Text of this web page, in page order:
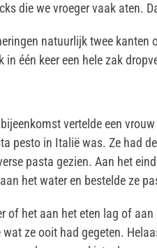
die we vroeger vaak aten.
natuurlijk twee kanten
in één keer een hele zak
vertelde een
pesto in Italië was. Ze had
pasta gezien. Aan het
het water en bestelde ze
of het aan het eten lag of
wat ze ooit had gegeten.